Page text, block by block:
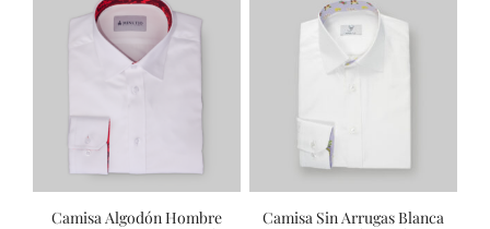
Camisa Algodón Hombre
Camisa Sin Arrugas Blanca